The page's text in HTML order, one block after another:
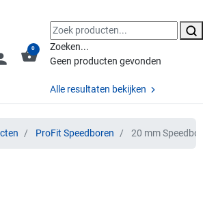
shopping_basket
0
Zoeken...
Geen producten gevonden
Alle resultaten bekijken
ProFit Speedboren 20 mm